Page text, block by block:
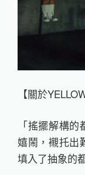
【關於
「搖擺解構
嬉鬧，襯托出
填入了抽象的